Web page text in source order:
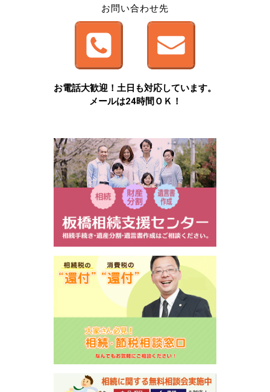
お問い合わせ先
お電話大歓迎！土日も対応しています。
メールは24時間ＯＫ！